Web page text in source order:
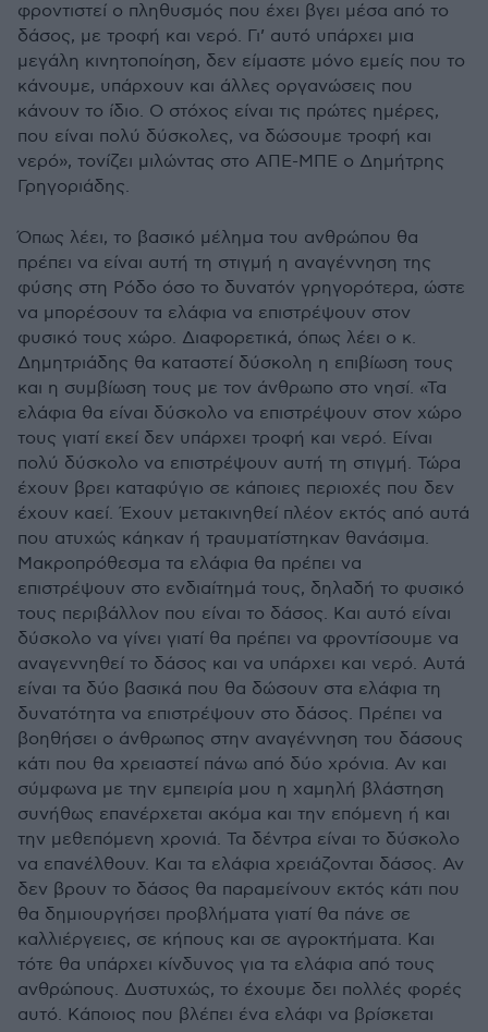
φροντιστεί ο πληθυσμός που έχει βγει μέσα από το
δάσος, με τροφή και νερό. Γι’ αυτό υπάρχει μια
μεγάλη κινητοποίηση, δεν είμαστε μόνο εμείς που το
κάνουμε, υπάρχουν και άλλες οργανώσεις που
κάνουν το ίδιο. Ο στόχος είναι τις πρώτες ημέρες,
που είναι πολύ δύσκολες, να δώσουμε τροφή και
νερό», τονίζει μιλώντας στο ΑΠΕ-ΜΠΕ ο Δημήτρης
Γρηγοριάδης.
Όπως λέει, το βασικό μέλημα του ανθρώπου θα
πρέπει να είναι αυτή τη στιγμή η αναγέννηση της
φύσης στη Ρόδο όσο το δυνατόν γρηγορότερα, ώστε
να μπορέσουν τα ελάφια να επιστρέψουν στον
φυσικό τους χώρο. Διαφορετικά, όπως λέει ο κ.
Δημητριάδης θα καταστεί δύσκολη η επιβίωση τους
και η συμβίωση τους με τον άνθρωπο στο νησί. «Τα
ελάφια θα είναι δύσκολο να επιστρέψουν στον χώρο
τους γιατί εκεί δεν υπάρχει τροφή και νερό. Είναι
πολύ δύσκολο να επιστρέψουν αυτή τη στιγμή. Τώρα
έχουν βρει καταφύγιο σε κάποιες περιοχές που δεν
έχουν καεί. Έχουν μετακινηθεί πλέον εκτός από αυτά
που ατυχώς κάηκαν ή τραυματίστηκαν θανάσιμα.
Μακροπρόθεσμα τα ελάφια θα πρέπει να
επιστρέψουν στο ενδιαίτημά τους, δηλαδή το φυσικό
τους περιβάλλον που είναι το δάσος. Και αυτό είναι
δύσκολο να γίνει γιατί θα πρέπει να φροντίσουμε να
αναγεννηθεί το δάσος και να υπάρχει και νερό. Αυτά
είναι τα δύο βασικά που θα δώσουν στα ελάφια τη
δυνατότητα να επιστρέψουν στο δάσος. Πρέπει να
βοηθήσει ο άνθρωπος στην αναγέννηση του δάσους
κάτι που θα χρειαστεί πάνω από δύο χρόνια. Αν και
σύμφωνα με την εμπειρία μου η χαμηλή βλάστηση
συνήθως επανέρχεται ακόμα και την επόμενη ή και
την μεθεπόμενη χρονιά. Τα δέντρα είναι το δύσκολο
να επανέλθουν. Και τα ελάφια χρειάζονται δάσος. Αν
δεν βρουν το δάσος θα παραμείνουν εκτός κάτι που
θα δημιουργήσει προβλήματα γιατί θα πάνε σε
καλλιέργειες, σε κήπους και σε αγροκτήματα. Και
τότε θα υπάρχει κίνδυνος για τα ελάφια από τους
ανθρώπους. Δυστυχώς, το έχουμε δει πολλές φορές
αυτό. Κάποιος που βλέπει ένα ελάφι να βρίσκεται